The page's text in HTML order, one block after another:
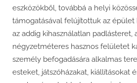
eszközökből, továbbá a helyi
támogatásával felújítottuk az
az addig kihasználatlan padlásteret,
négyzetméteres hasznos felületet
személy befogadására alkalmas
esteket, játszóházakat, kiállításokat